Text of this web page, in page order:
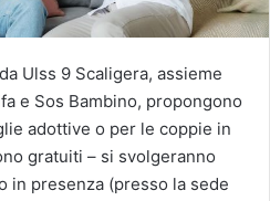
Ulss 9 Scaligera, assieme
e Sos Bambino, propongono
adottive o per le coppie in
gratuiti – si svolgeranno
in presenza (presso la sede